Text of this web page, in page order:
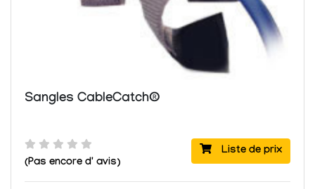
Sangles CableCatch®
Liste de prix
(Pas encore d' avis)